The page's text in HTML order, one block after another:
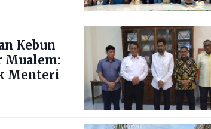
Kebun
Mualem:
Menteri